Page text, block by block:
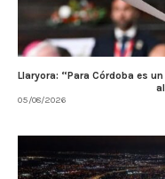
Llaryora: “Para Córdoba es
05/08/2026